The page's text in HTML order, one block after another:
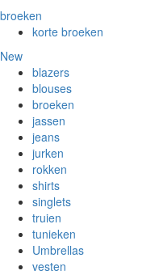
broeken
korte broeken
New
blazers
blouses
broeken
jassen
jeans
jurken
rokken
shirts
singlets
truien
tunieken
Umbrellas
vesten